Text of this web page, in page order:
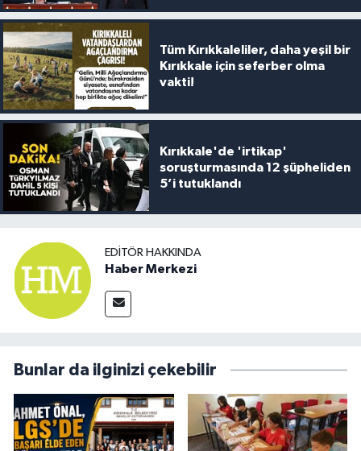
Tüm Kırıkkaleliler, daha yeşil bir
Kırıkkale için seferber olma
vakti!
Kırıkkale'de 'irtikap'
soruşturmasında 12 şüpheliden
5’i tutuklandı
EDITÖR HAKKINDA
Haber Merkezi
Bunlar da ilginizi çekebilir